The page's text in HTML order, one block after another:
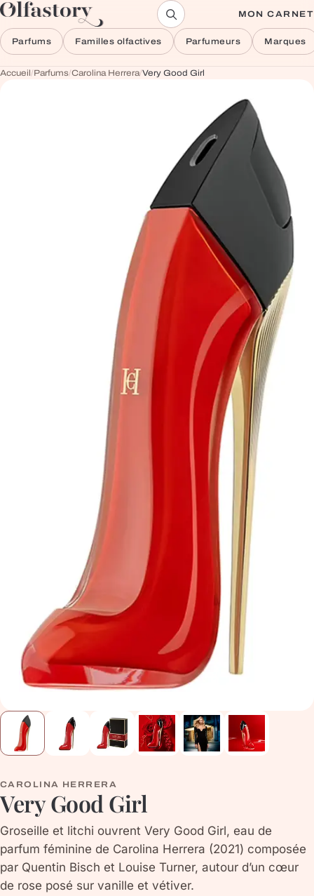
Aller au contenu MON CARNET
Parfums Familles olfactives Parfumeurs Marques
Accueil/Parfums/Carolina Herrera/Very Good Girl
CAROLINA HERRERA
Very Good Girl
Groseille et litchi ouvrent Very Good Girl, eau de
parfum féminine de Carolina Herrera (2021) composée
par Quentin Bisch et Louise Turner, autour d’un cœur
de rose posé sur vanille et vétiver.